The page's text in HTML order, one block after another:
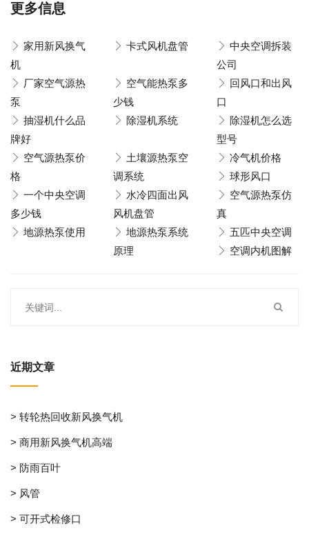
更多信息
家用新风换气
机
卡式风机盘管
中央空调拆装
公司
厂家空气源热
泵
空气能热泵多
少钱
回风口和出风
口
抽湿机什么品
牌好
除湿机系统
除湿机怎么选
型号
空气源热泵价
格
土壤源热泵空
调系统
冷气机价格
球形风口
一个中央空调
多少钱
水冷四面出风
风机盘管
空气源热泵仿
真
地源热泵使用
地源热泵系统
原理
五匹中央空调
空调内机图解
近期文章
> 转轮热回收新风换气机
> 商用新风换气机高端
> 防雨百叶
> 风管
> 可开式检修口